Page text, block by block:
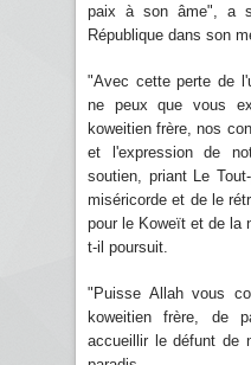
paix à son âme", a
République dans son
"Avec cette perte de
ne peux que vous
koweitien frère, nos
et l'expression de
soutien, priant Le
miséricorde et de le
pour le Koweït et de la
t-il poursuit.
"Puisse Allah vous
koweitien frère, de
accueillir le défunt de